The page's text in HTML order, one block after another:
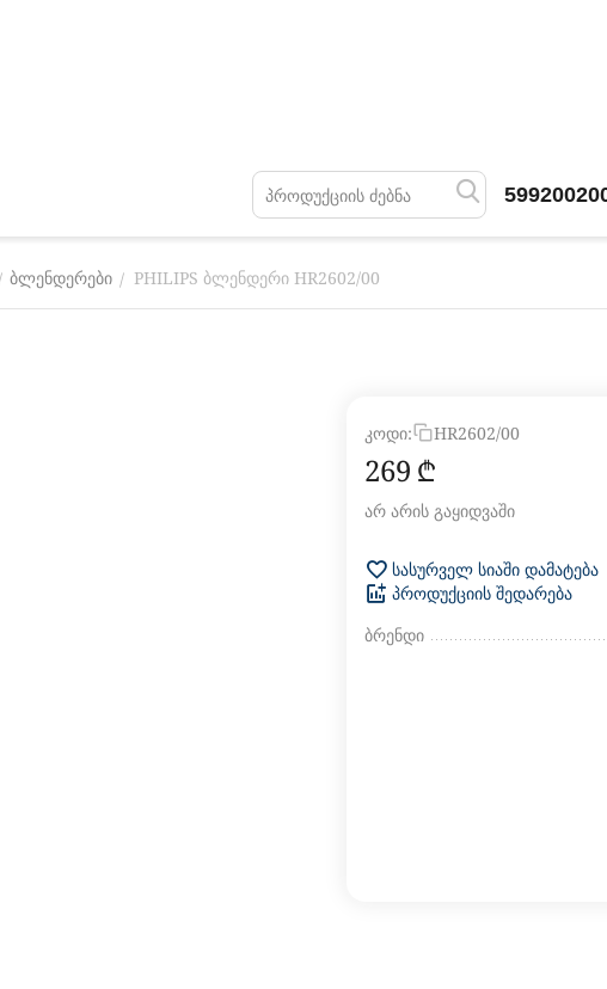
/ ბლენდერები / PHILIPS ბლენდერი HR2602/00
კოდი: HR2602/00
‍269‍ ₾
არ არის გაყიდვაში
სასურველ სიაში დამატება
პროდუქციის შედარება
ბრენდი